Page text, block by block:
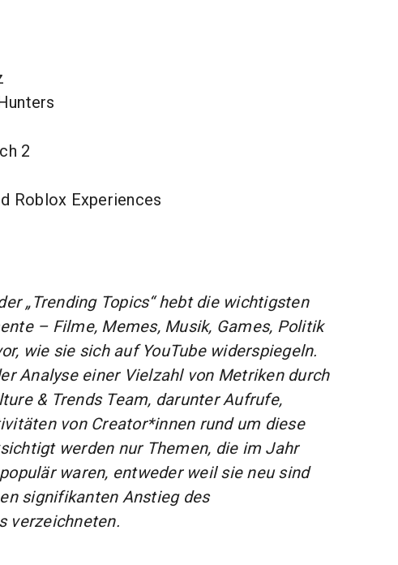
2
Roblox Experiences
„Trending Topics“ hebt die wichtigsten
– Filme, Memes, Musik, Games, Politik
wie sie sich auf YouTube widerspiegeln.
Analyse einer Vielzahl von Metriken durch
& Trends Team, darunter Aufrufe,
von Creator*innen rund um diese
werden nur Themen, die im Jahr
waren, entweder weil sie neu sind
signifikanten Anstieg des
verzeichneten.